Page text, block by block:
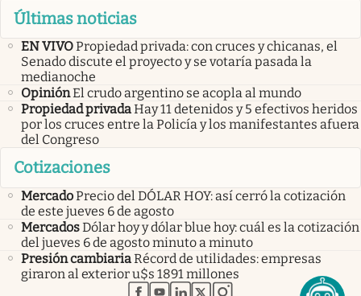
Últimas noticias
EN VIVOPropiedad privada: con cruces y chicanas, el
Senado discute el proyecto y se votaría pasada la
medianoche
OpiniónEl crudo argentino se acopla al mundo
Propiedad privadaHay 11 detenidos y 5 efectivos heridos
por los cruces entre la Policía y los manifestantes afuera
del Congreso
Cotizaciones
MercadoPrecio del DÓLAR HOY: así cerró la cotización
de este jueves 6 de agosto
MercadosDólar hoy y dólar blue hoy: cuál es la cotización
del jueves 6 de agosto minuto a minuto
Presión cambiariaRécord de utilidades: empresas
giraron al exterior u$s 1891 millones
abre en nueva pestaña
abre en nueva pestaña
abre en nueva pestaña
abre en nueva pestaña
abre en nueva pestaña